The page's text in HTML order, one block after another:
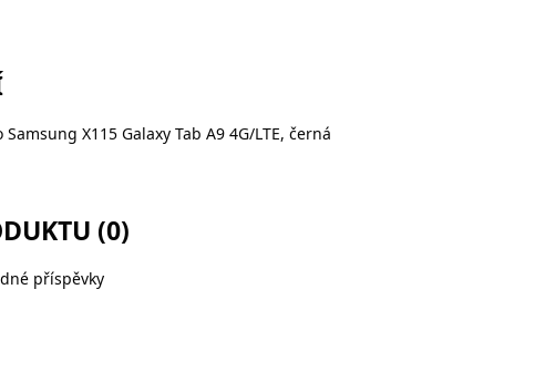
X115 Galaxy Tab A9 4G/LTE, černá
(0)
příspěvky